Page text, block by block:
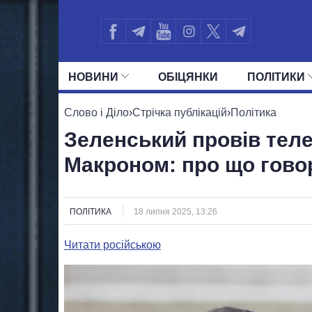
НОВИНИ ОБIЦЯНКИ ПОЛIТИКИ
УСІ ПОЛІТИКИ ПРЕЗИДЕНТ І ОФІС
Слово і Діло›Стрічка публікацій›Політика
Зеленський провів
Макроном: про що
ПОЛІТИКА 18 липня 2025, 13:26
Читати російською